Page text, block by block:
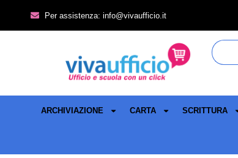
Per assistenza: info@vivaufficio.it
ARCHIVIAZIONE CARTA SCRITTURA